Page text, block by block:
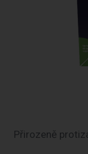
Přirozeně